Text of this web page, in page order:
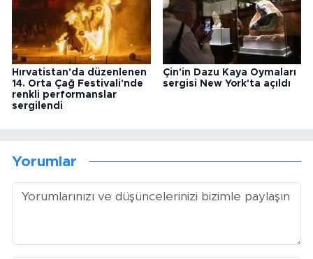
Hırvatistan'da düzenlenen
14. Orta Çağ Festivali'nde
renkli performanslar
sergilendi
Çin'in Dazu Kaya Oymaları
sergisi New York'ta açıldı
Yorumlar